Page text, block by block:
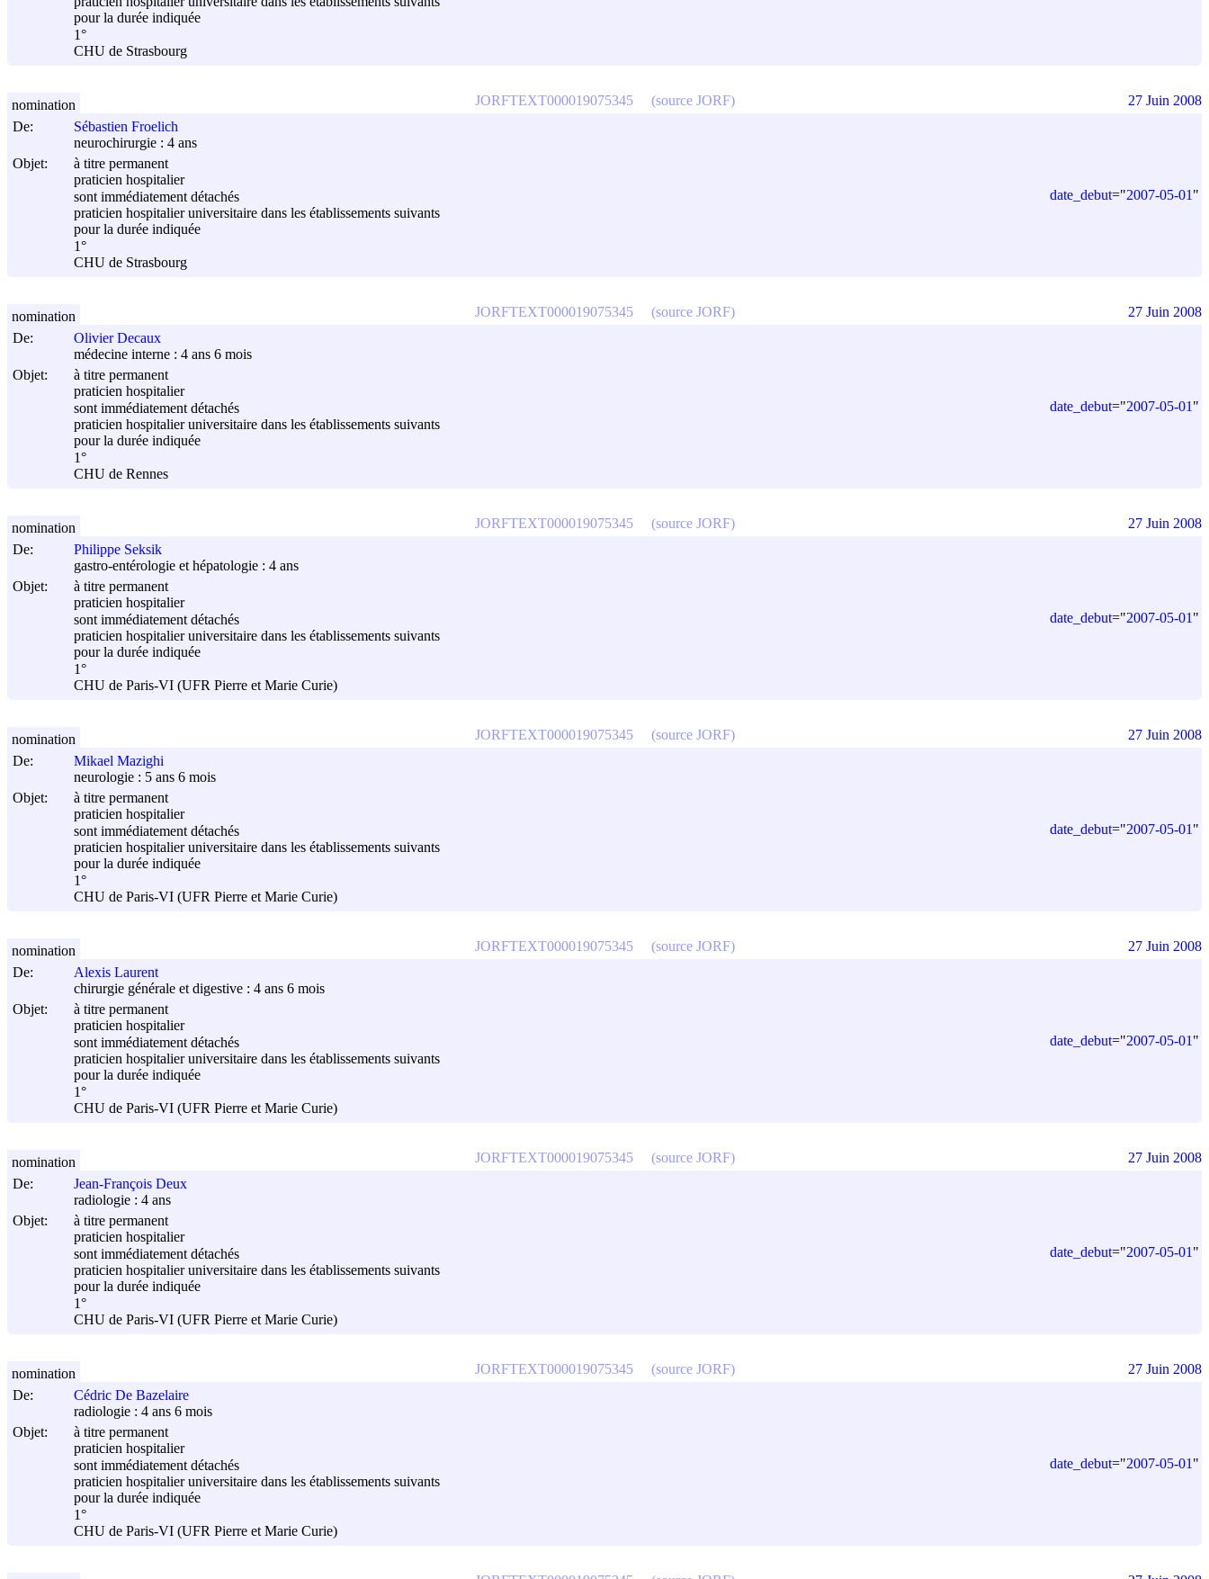
pour la durée indiquée
1°
CHU de Strasbourg
De:
Sébastien Froelich
neurochirurgie : 4 ans
Objet:
à titre permanent
praticien hospitalier
sont immédiatement détachés
praticien hospitalier universitaire dans les établissements suivants
pour la durée indiquée
1°
CHU de Strasbourg
date_debut="2007-05-01 "
JORFTEXT000019075345 (source JORF)
nomination 27 Juin 2008
De:
Olivier Decaux
médecine interne : 4 ans 6 mois
Objet:
à titre permanent
praticien hospitalier
sont immédiatement détachés
praticien hospitalier universitaire dans les établissements suivants
pour la durée indiquée
1°
CHU de Rennes
date_debut="2007-05-01 "
JORFTEXT000019075345 (source JORF)
nomination 27 Juin 2008
De:
Philippe Seksik
gastro-entérologie et hépatologie : 4 ans
Objet:
à titre permanent
praticien hospitalier
sont immédiatement détachés
praticien hospitalier universitaire dans les établissements suivants
pour la durée indiquée
1°
CHU de Paris-VI (UFR Pierre et Marie Curie)
date_debut="2007-05-01 "
JORFTEXT000019075345 (source JORF)
nomination 27 Juin 2008
De:
Mikael Mazighi
neurologie : 5 ans 6 mois
Objet:
à titre permanent
praticien hospitalier
sont immédiatement détachés
praticien hospitalier universitaire dans les établissements suivants
pour la durée indiquée
1°
CHU de Paris-VI (UFR Pierre et Marie Curie)
date_debut="2007-05-01 "
JORFTEXT000019075345 (source JORF)
nomination 27 Juin 2008
De:
Alexis Laurent
chirurgie générale et digestive : 4 ans 6 mois
Objet:
à titre permanent
praticien hospitalier
sont immédiatement détachés
praticien hospitalier universitaire dans les établissements suivants
pour la durée indiquée
1°
CHU de Paris-VI (UFR Pierre et Marie Curie)
date_debut="2007-05-01 "
JORFTEXT000019075345 (source JORF)
nomination 27 Juin 2008
De:
Jean-François Deux
radiologie : 4 ans
Objet:
à titre permanent
praticien hospitalier
sont immédiatement détachés
praticien hospitalier universitaire dans les établissements suivants
pour la durée indiquée
1°
CHU de Paris-VI (UFR Pierre et Marie Curie)
date_debut="2007-05-01 "
JORFTEXT000019075345 (source JORF)
nomination 27 Juin 2008
De:
Cédric De Bazelaire
radiologie : 4 ans 6 mois
Objet:
à titre permanent
praticien hospitalier
sont immédiatement détachés
praticien hospitalier universitaire dans les établissements suivants
pour la durée indiquée
1°
CHU de Paris-VI (UFR Pierre et Marie Curie)
date_debut="2007-05-01 "
JORFTEXT000019075345 (source JORF)
nomination 27 Juin 2008